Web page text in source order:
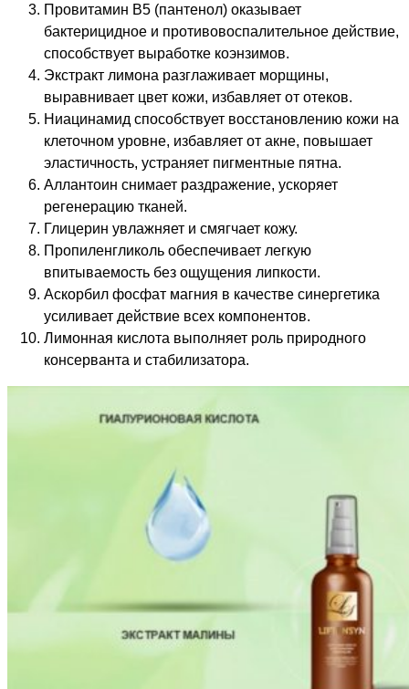
Провитамин B5 (пантенол) оказывает
бактерицидное и противовоспалительное действие,
способствует выработке коэнзимов.
Экстракт лимона разглаживает морщины,
выравнивает цвет кожи, избавляет от отеков.
Ниацинамид способствует восстановлению кожи на
клеточном уровне, избавляет от акне, повышает
эластичность, устраняет пигментные пятна.
Аллантоин снимает раздражение, ускоряет
регенерацию тканей.
Глицерин увлажняет и смягчает кожу.
Пропиленгликоль обеспечивает легкую
впитываемость без ощущения липкости.
Аскорбил фосфат магния в качестве синергетика
усиливает действие всех компонентов.
Лимонная кислота выполняет роль природного
консерванта и стабилизатора.